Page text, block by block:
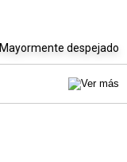
Mayormente despejado